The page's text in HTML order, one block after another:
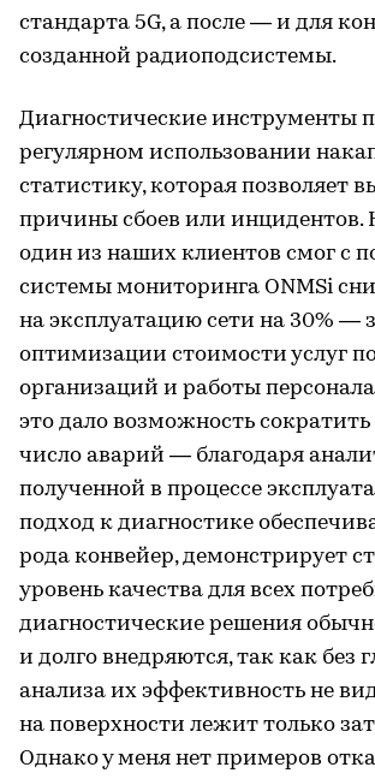
стандарта 5G, а после — и для
созданной радиоподсистемы.
Диагностические инструменты
регулярном использовании
статистику, которая позволяет
причины сбоев или инцидентов.
один из наших клиентов смог с
системы мониторинга ONMSi
на эксплуатацию сети на 30% —
оптимизации стоимости услуг
организаций и работы
это дало возможность сократить
число аварий — благодаря
полученной в процессе
подход к диагностике
рода конвейер, демонстрирует
уровень качества для всех
диагностические решения
и долго внедряются, так как без
анализа их эффективность не
на поверхности лежит только
Однако у меня нет примеров